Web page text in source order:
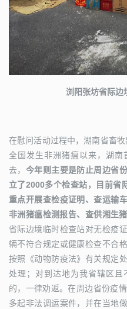
浏阳张坊省际边
在慰问活动过程中，湖南省畜
全国发生非洲猪瘟以来，湖南
去， 今年则主要是防止周边省
立了2000多个检查站，目前省
重点开展查检疫证明、查运输
非洲猪瘟检测报告、查供湘生
省际边境临时检查站对无检疫
辆不符合规定或健康检查不合
按照《动物防疫法》有关规定
处理；对到达地为我省辖区
的，一律劝返。在周边省份疫
多起非法调运案件，并在当地